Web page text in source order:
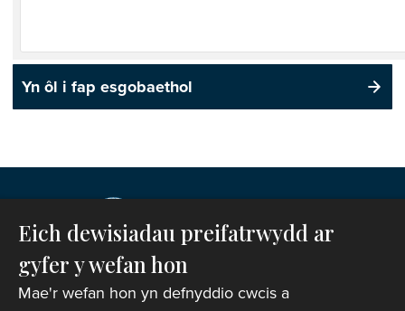
Yn ôl i fap esgobaethol
Eich dewisiadau preifatrwydd ar
gyfer y wefan hon
Mae'r wefan hon yn defnyddio cwcis a